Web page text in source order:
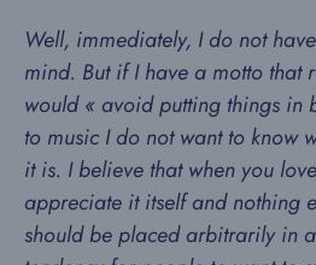
Well, immediately, I do not
mind. But if I have a motto that
would « avoid putting things in
to music I do not want to know
it is. I believe that when you
appreciate it itself and nothing
should be placed arbitrarily in